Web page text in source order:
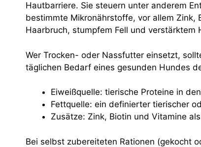
Hautbarriere. Sie steuern unter anderem
bestimmte Mikronährstoffe, vor allem Zink,
Haarbruch, stumpfem Fell und verstärktem
Wer Trocken- oder Nassfutter einsetzt,
täglichen Bedarf eines gesunden Hundes
Eiweißquelle: tierische Proteine in
Fettquelle: ein definierter tierischer
Zusätze: Zink, Biotin und Vitamine
Bei selbst zubereiteten Rationen (gekocht